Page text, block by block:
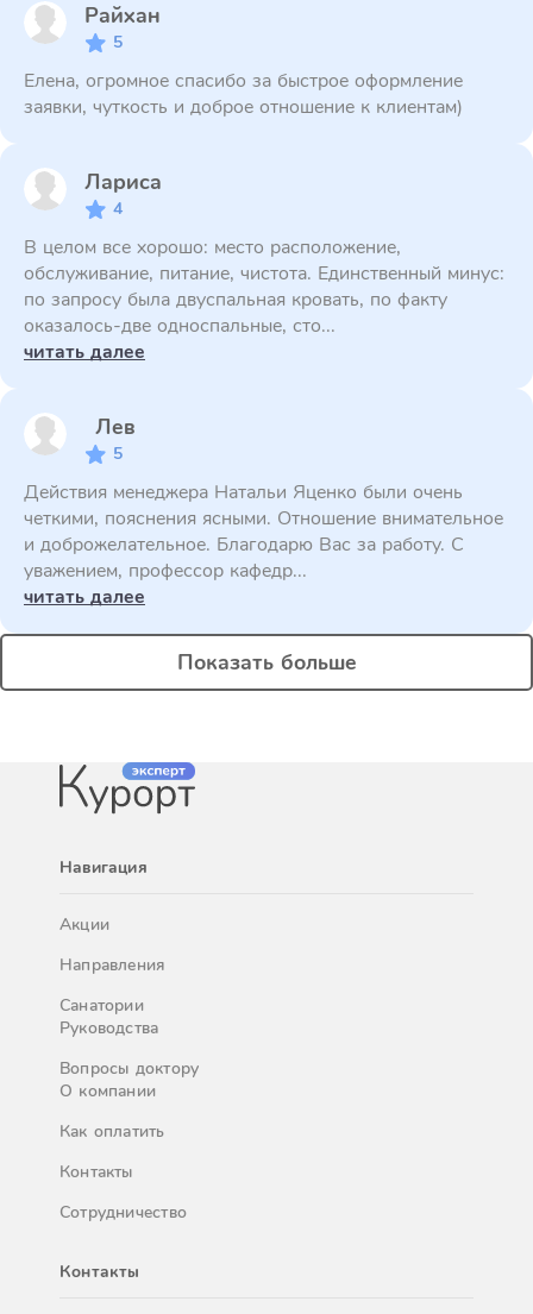
Райхан
5
Елена, огромное спасибо за быстрое оформление
заявки, чуткость и доброе отношение к клиентам)
Лариса
4
В целом все хорошо: место расположение,
обслуживание, питание, чистота. Единственный минус:
по запросу была двуспальная кровать, по факту
оказалось-две односпальные, сто...
читать далее
Лев
5
Действия менеджера Натальи Яценко были очень
четкими, пояснения ясными. Отношение внимательное
и доброжелательное. Благодарю Вас за работу. С
уважением, профессор кафедр...
читать далее
Показать больше
Навигация
Акции
Направления
Санатории
Руководства
Вопросы доктору
О компании
Как оплатить
Контакты
Сотрудничество
Контакты